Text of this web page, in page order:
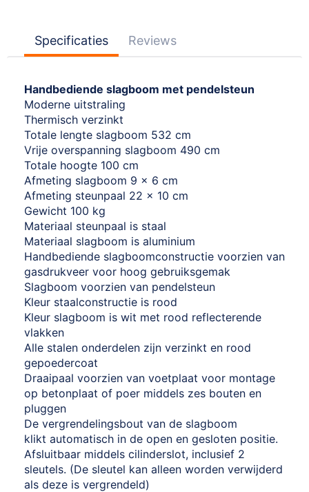
Specificaties Reviews
Handbediende slagboom met pendelsteun
Moderne uitstraling
Thermisch verzinkt
Totale lengte slagboom 532 cm
Vrije overspanning slagboom 490 cm
Totale hoogte 100 cm
Afmeting slagboom 9 x 6 cm
Afmeting steunpaal 22 x 10 cm
Gewicht 100 kg
Materiaal steunpaal is staal
Materiaal slagboom is aluminium
Handbediende slagboomconstructie voorzien van
gasdrukveer voor hoog gebruiksgemak
Slagboom voorzien van pendelsteun
Kleur staalconstructie is rood
Kleur slagboom is wit met rood reflecterende
vlakken
Alle stalen onderdelen zijn verzinkt en rood
gepoedercoat
Draaipaal voorzien van voetplaat voor montage
op betonplaat of poer middels zes bouten en
pluggen
De vergrendelingsbout van de slagboom
klikt automatisch in de open en gesloten positie.
Afsluitbaar middels cilinderslot, inclusief 2
sleutels. (De sleutel kan alleen worden verwijderd
als deze is vergrendeld)